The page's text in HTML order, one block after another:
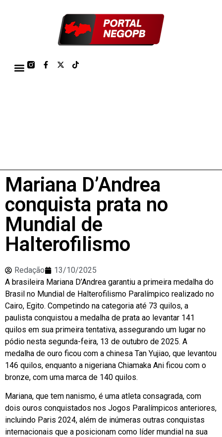
Mariana D’Andrea
conquista prata no
Mundial de
Halterofilismo
Redação
13/10/2025
A brasileira Mariana D’Andrea garantiu a primeira medalha do
Brasil no Mundial de Halterofilismo Paralímpico realizado no
Cairo, Egito. Competindo na categoria até 73 quilos, a
paulista conquistou a medalha de prata ao levantar 141
quilos em sua primeira tentativa, assegurando um lugar no
pódio nesta segunda-feira, 13 de outubro de 2025. A
medalha de ouro ficou com a chinesa Tan Yujiao, que levantou
146 quilos, enquanto a nigeriana Chiamaka Ani ficou com o
bronze, com uma marca de 140 quilos.
Mariana, que tem nanismo, é uma atleta consagrada, com
dois ouros conquistados nos Jogos Paralímpicos anteriores,
incluindo Paris 2024, além de inúmeras outras conquistas
internacionais que a posicionam como líder mundial na sua